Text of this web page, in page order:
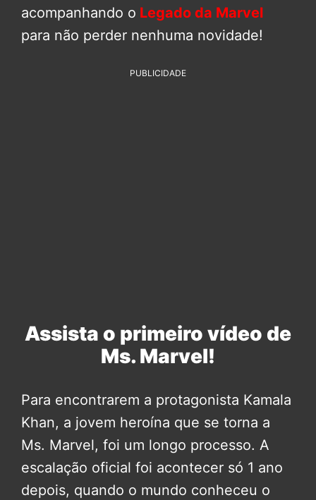
acompanhando o Legado da Marvel
para não perder nenhuma novidade!
PUBLICIDADE
Assista o primeiro vídeo de
Ms. Marvel!
Para encontrarem a protagonista Kamala
Khan, a jovem heroína que se torna a
Ms. Marvel, foi um longo processo. A
escalação oficial foi acontecer só 1 ano
depois, quando o mundo conheceu o